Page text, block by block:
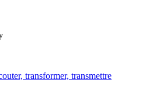
transformer, transmettre